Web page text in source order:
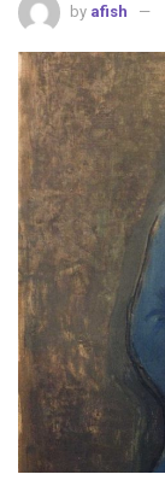
by afish